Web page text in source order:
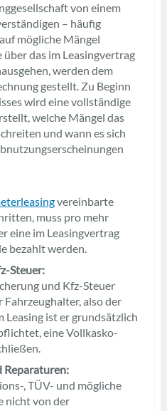
von einem
– häufig
mögliche Mängel
über das im Leasingvertrag
werden dem
gestellt. Zu Beginn
wird eine vollständige
welche Mängel das
und wann es sich
vereinbarte
muss pro mehr
eine im Leasingvertrag
bezahlt werden.
Steuer:
und Kfz-Steuer
Fahrzeughalter, also der
Leasing ist er grundsätzlich
eine Vollkasko-
Reparaturen:
, TÜV- und mögliche
nicht von der